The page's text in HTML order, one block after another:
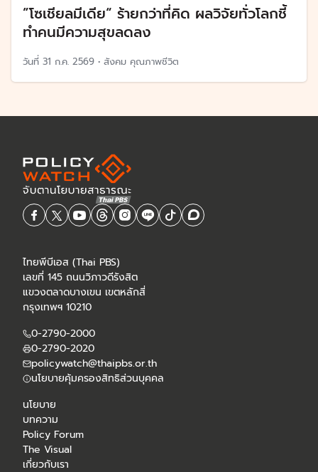
”โซเชียลมีเดีย“ ร้ายกว่าที่คิด ผลวิจัยทั่วโลกชี้
ทำคนมีความสุขลดลง
วันที่ 31 ก.ค. 2569 • สังคม คุณภาพชีวิต
ไทยพีบีเอส (Thai PBS)
เลขที่ 145 ถนนวิภาวดีรังสิต
แขวงตลาดบางเขน เขตหลักสี่
กรุงเทพฯ 10210
0-2790-2000
0-2790-2020
policywatch@thaipbs.or.th
นโยบายคุ้มครองสิทธิส่วนบุคคล
นโยบาย
บทความ
Policy Forum
The Visual
เกี่ยวกับเรา